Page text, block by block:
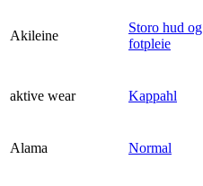
Akileine
Storo hud og
fotpleie
aktive wear Kappahl
Alama Normal